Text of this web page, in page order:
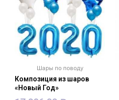
Шары по поводу
Композиция из шаров
«Новый Год»